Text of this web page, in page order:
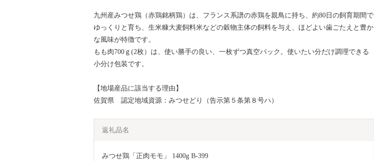
九州産みつせ鶏（赤鶏銘柄鶏）は、フランス系譜の赤鶏を親鳥に持ち、約80日の飼育期間で
ゆっくりと育ち、生米糠大麦飼料米などの穀物主体の飼料を与え、ほどよい歯ごたえと豊か
な風味が特徴です。
もも肉700ｇ(2枚）は、使い勝手の良い、一枚ずつ真空パック。使いたい分だけ調理できる
小分け包装です。
【地場産品に該当する理由】
佐賀県 認定地域資源：みつせどり（告示第５条第８号ハ）
返礼品名
みつせ鶏「正肉モモ」 1400g B-399